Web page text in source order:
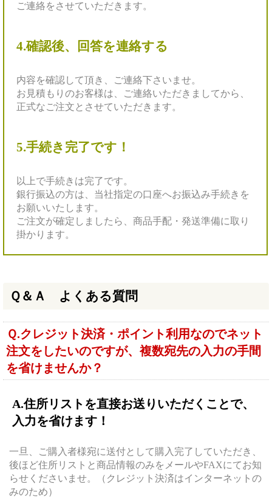
ご連絡をさせていただきます。
4.確認後、回答を連絡する
内容を確認して頂き、
ご連絡下さいませ。
お見積もりのお客様は、ご連絡いただきましてから、
正式なご注文とさせていただきます。
5.手続き完了です！
以上で手続きは完了です。
銀行振込の方は、当社指定の口座へお振込み手続きを
お願いいたします。
ご注文が確定しましたら、商品手配・発送準備に取り
掛かります。
Ｑ＆Ａ よくある質問
Ｑ.クレジット決済・ポイント利用なのでネット
注文をしたいのですが、複数宛先の入力の手間
を省けませんか？
A.住所リストを直接お送りいただくことで、
入力を省けます！
一旦、ご購入者様宛に送付として購入完了していただき、
後ほど住所リストと商品情報のみをメールやFAXにてお知
らせくださいませ。（クレジット決済はインターネットの
みのため）